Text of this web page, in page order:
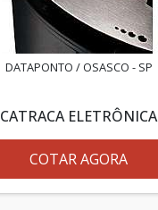
DATAPONTO / OSASCO - SP
CATRACA ELETRÔNICA
COTAR AGORA